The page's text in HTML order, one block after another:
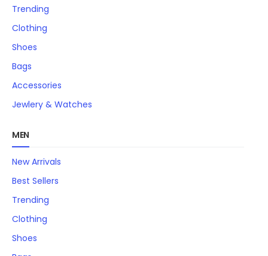
Trending
Clothing
Shoes
Bags
Accessories
Jewlery & Watches
MEN
New Arrivals
Best Sellers
Trending
Clothing
Shoes